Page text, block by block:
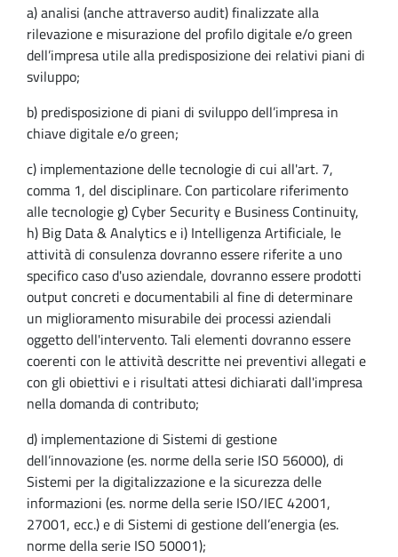
a) analisi (anche attraverso audit) finalizzate alla
rilevazione e misurazione del profilo digitale e/o green
dell’impresa utile alla predisposizione dei relativi piani di
sviluppo;
b) predisposizione di piani di sviluppo dell’impresa in
chiave digitale e/o green;
c) implementazione delle tecnologie di cui all'art. 7,
comma 1, del disciplinare. Con particolare riferimento
alle tecnologie g) Cyber Security e Business Continuity,
h) Big Data & Analytics e i) Intelligenza Artificiale, le
attività di consulenza dovranno essere riferite a uno
specifico caso d'uso aziendale, dovranno essere prodotti
output concreti e documentabili al fine di determinare
un miglioramento misurabile dei processi aziendali
oggetto dell'intervento. Tali elementi dovranno essere
coerenti con le attività descritte nei preventivi allegati e
con gli obiettivi e i risultati attesi dichiarati dall'impresa
nella domanda di contributo;
d) implementazione di Sistemi di gestione
dell’innovazione (es. norme della serie ISO 56000), di
Sistemi per la digitalizzazione e la sicurezza delle
informazioni (es. norme della serie ISO/IEC 42001,
27001, ecc.) e di Sistemi di gestione dell’energia (es.
norme della serie ISO 50001);